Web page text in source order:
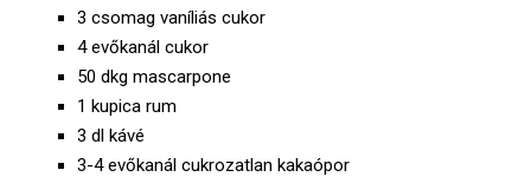
3 csomag vaníliás cukor
4 evőkanál cukor
50 dkg mascarpone
1 kupica rum
3 dl kávé
3-4 evőkanál cukrozatlan kakaópor